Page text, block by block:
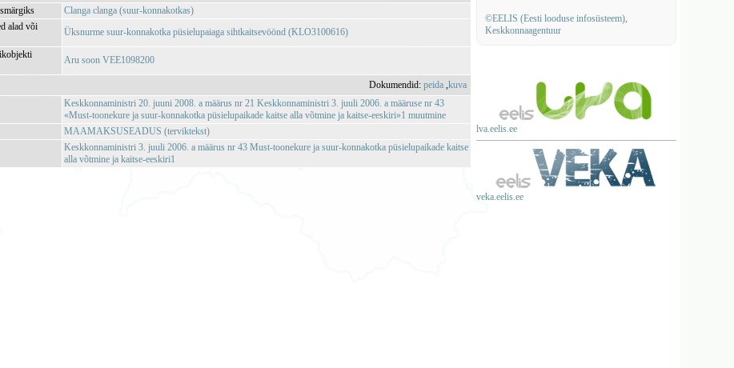
©EELIS (Eesti looduse infosüsteem),
Keskkonnaagentuur
lva.eelis.ee
veka.eelis.ee
Clanga clanga (suur-konnakotkas)
alad või
Üksnurme suur-konnakotka püsielupaiaga sihtkaitsevöönd (KLO3100616)
Aru soon VEE1098200
Dokumendid:peida ,kuva
Keskkonnaministri 20. juuni 2008. a määrus nr 21 Keskkonnaministri 3. juuli 2006. a määruse nr 43
«Must-toonekure ja suur-konnakotka püsielupaikade kaitse alla võtmine ja kaitse-eeskiri»1 muutmine
MAAMAKSUSEADUS (terviktekst)
Keskkonnaministri 3. juuli 2006. a määrus nr 43 Must-toonekure ja suur-konnakotka püsielupaikade kaitse
alla võtmine ja kaitse-eeskiri1